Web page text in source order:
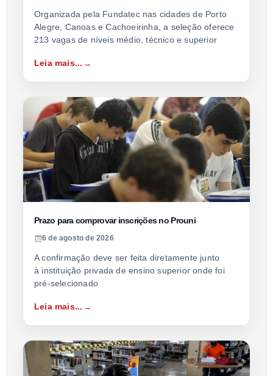
Organizada pela Fundatec nas cidades de Porto
Alegre, Canoas e Cachoeirinha, a seleção oferece
213 vagas de níveis médio, técnico e superior
Leia mais...
Prazo para comprovar inscrições no Prouni
6 de agosto de 2026
A confirmação deve ser feita diretamente junto
à instituição privada de ensino superior onde foi
pré-selecionado
Leia mais...